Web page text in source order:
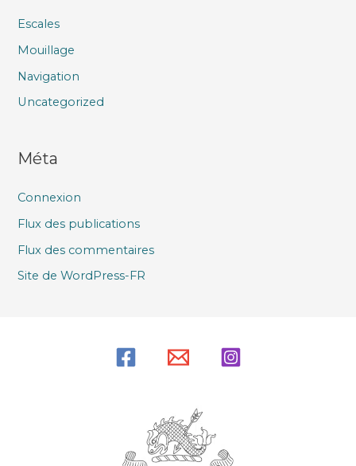
Escales
Mouillage
Navigation
Uncategorized
Méta
Connexion
Flux des publications
Flux des commentaires
Site de WordPress-FR